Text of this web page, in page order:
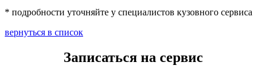
* подробности уточняйте у специалистов кузовного сервиса
вернуться в список
Записаться на сервис